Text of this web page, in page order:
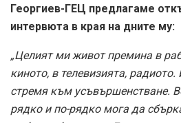
Георгиев-ГЕЦ предлагаме
интервюта в края на дните му:
„Целият ми живот премина в
киното, в телевизията,
стремя към усъвършенстване.
рядко и по-рядко мога да